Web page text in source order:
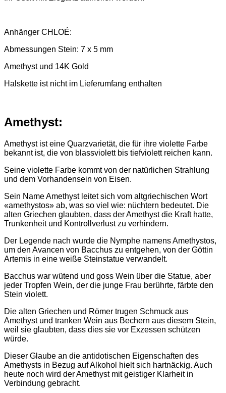
Anhänger CHLOÉ:
Abmessungen Stein: 7 x 5 mm
Amethyst und 14K Gold
Halskette ist nicht im Lieferumfang enthalten
Amethyst:
Amethyst ist eine Quarzvarietät, die für ihre violette Farbe
bekannt ist, die von blassviolett bis tiefviolett reichen kann.
Seine violette Farbe kommt von der natürlichen Strahlung
und dem Vorhandensein von Eisen.
Sein Name Amethyst leitet sich vom altgriechischen Wort
«amethystos» ab, was so viel wie: nüchtern bedeutet. Die
alten Griechen glaubten, dass der Amethyst die Kraft hatte,
Trunkenheit und Kontrollverlust zu verhindern.
Der Legende nach wurde die Nymphe namens Amethystos,
um den Avancen von Bacchus zu entgehen, von der Göttin
Artemis in eine weiße Steinstatue verwandelt.
Bacchus war wütend und goss Wein über die Statue, aber
jeder Tropfen Wein, der die junge Frau berührte, färbte den
Stein violett.
Die alten Griechen und Römer trugen Schmuck aus
Amethyst und tranken Wein aus Bechern aus diesem Stein,
weil sie glaubten, dass dies sie vor Exzessen schützen
würde.
Dieser Glaube an die antidotischen Eigenschaften des
Amethysts in Bezug auf Alkohol hielt sich hartnäckig. Auch
heute noch wird der Amethyst mit geistiger Klarheit in
Verbindung gebracht.